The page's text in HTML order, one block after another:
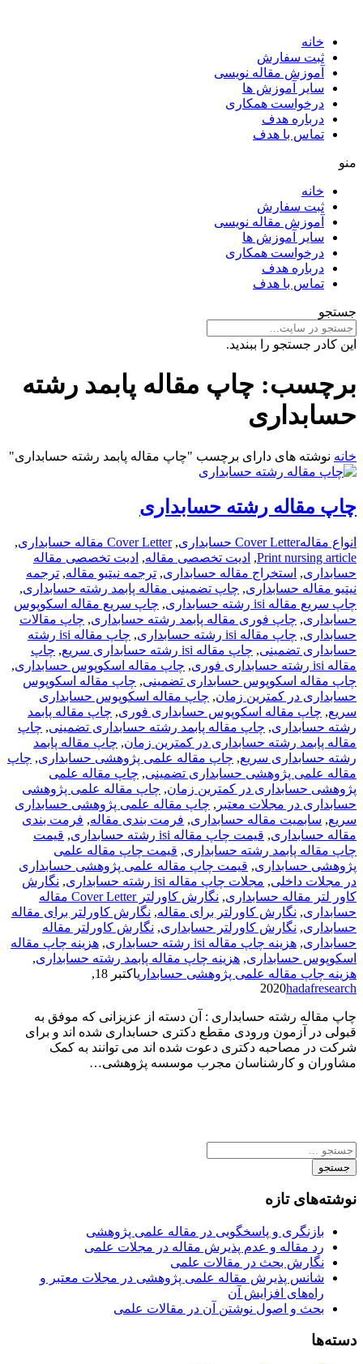
خانه
ثبت سفارش
آموزش مقاله نویسی
سایر آموزش ها
درخواست همکاری
درباره هدف
تماس با هدف
منو
خانه
ثبت سفارش
آموزش مقاله نویسی
سایر آموزش ها
درخواست همکاری
درباره هدف
تماس با هدف
جستجو
این کادر جستجو را ببندید.
برچسب: چاپ مقاله پابمد رشته
حسابداری
خانه نوشته های دارای برچسب "چاپ مقاله پابمد رشته حسابداری"
چاپ مقاله رشته حسابداری
انواع مقالهCover Letter حسابداری ,Cover Letter مقاله حسابداری
,
Print nursing article
, ادیت تخصصی مقاله, ادیت تخصصی مقاله
حسابداری, استخراج مقاله حسابداری, ترجمه نیتیو مقاله, ترجمه
نیتیو مقاله حسابداری, چاپ تضمینی مقاله پابمد رشته حسابداری,
چاپ سریع مقاله isi رشته حسابداری
, چاپ سریع مقاله اسکوپوس
حسابداری, چاپ فوری مقاله پابمد رشته حسابداری, چاپ مقالات
حسابداری, چاپ مقاله isi رشته حسابداری ,
چاپ مقاله isi رشته
حسابداری تضمینی, چاپ مقاله isi رشته حسابداری سریع , چاپ
مقاله isi رشته حسابداری فوری
, چاپ مقاله اسکوپوس حسابداری,
چاپ مقاله اسکوپوس حسابداری تضمینی, چاپ مقاله اسکوپوس
حسابداری در کمترین زمان, چاپ مقاله اسکوپوس حسابداری
سریع, چاپ مقاله اسکوپوس حسابداری فوری, چاپ مقاله پابمد
رشته حسابداری, چاپ مقاله پابمد رشته حسابداری تضمینی, چاپ
مقاله پابمد رشته حسابداری در کمترین زمان, چاپ مقاله پابمد
رشته حسابداری سریع, چاپ مقاله علمی پژوهشی حسابداری, چاپ
مقاله علمی پژوهشی حسابداری تضمینی, چاپ مقاله علمی
پژوهشی حسابداری در کمترین زمان, چاپ مقاله علمی پژوهشی
حسابداری در مجلات معتبر , چاپ مقاله علمی پژوهشی حسابداری
سریع, سابمیت مقاله حسابداری, فرمت­ بندی مقاله, فرمت­ بندی
مقاله حسابداری, قیمت چاپ مقاله isi رشته حسابداری , قیمت
چاپ مقاله پابمد رشته حسابداری, قیمت چاپ مقاله علمی
پژوهشی حسابداری, قیمت چاپ مقاله علمی پژوهشی حسابداری
در مجلات داخلی, مجلات چاپ مقاله isi رشته حسابداری , نگارش
کاور لتر مقاله حسابداری,
نگارش کاورلتر Cover Letter مقاله
حسابداری, نگارش کاورلتر برای مقاله, نگارش کاورلتر برای مقاله
حسابداری, نگارش کاورلتر حسابداری, نگارش کاورلتر مقاله
حسابداری, هزینه چاپ مقاله isi رشته حسابداری , هزینه چاپ مقاله
اسکوپوس حسابداری, هزینه چاپ مقاله پابمد رشته حسابداری,
هزینه چاپ مقاله علمی پژوهشی حسابداری
اکتبر 18,
2020hadafresearch
چاپ مقاله رشته حسابداری : آن دسته از عزیزانی که موفق به
قبولی در آزمون ورودی مقطع دکتری حسابداری شده اند و برای
شرکت در مصاحبه دکتری دعوت شده اند می توانند به کمک
مشاوران و کارشناسان مجرب موسسه پژوهشی…
جستجو
نوشته‌های تازه
بازنگری و پاسخگویی در مقاله علمی پژوهشی
رد مقاله و عدم پذیرش مقاله در مجلات علمی
نگارش بحث در مقالات علمی
شانس پذیرش مقاله علمی پژوهشی در مجلات معتبر و
راه‌های افزایش آن
بحث و اصول نوشتن آن در مقالات علمی
دسته‌ها